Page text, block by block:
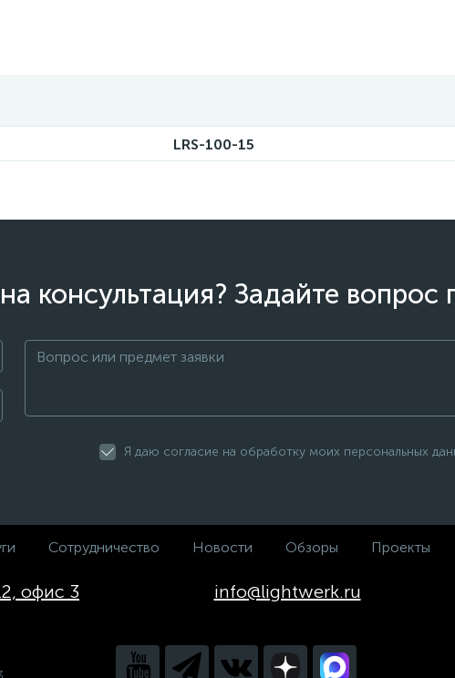
LRS-100-15
консультация? Задайте вопрос
Я даю согласие на обработку моих персональных
Сотрудничество Новости Обзоры Проекты
офис 3 info@lightwerk.ru